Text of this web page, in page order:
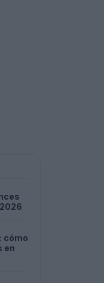
cómo
en